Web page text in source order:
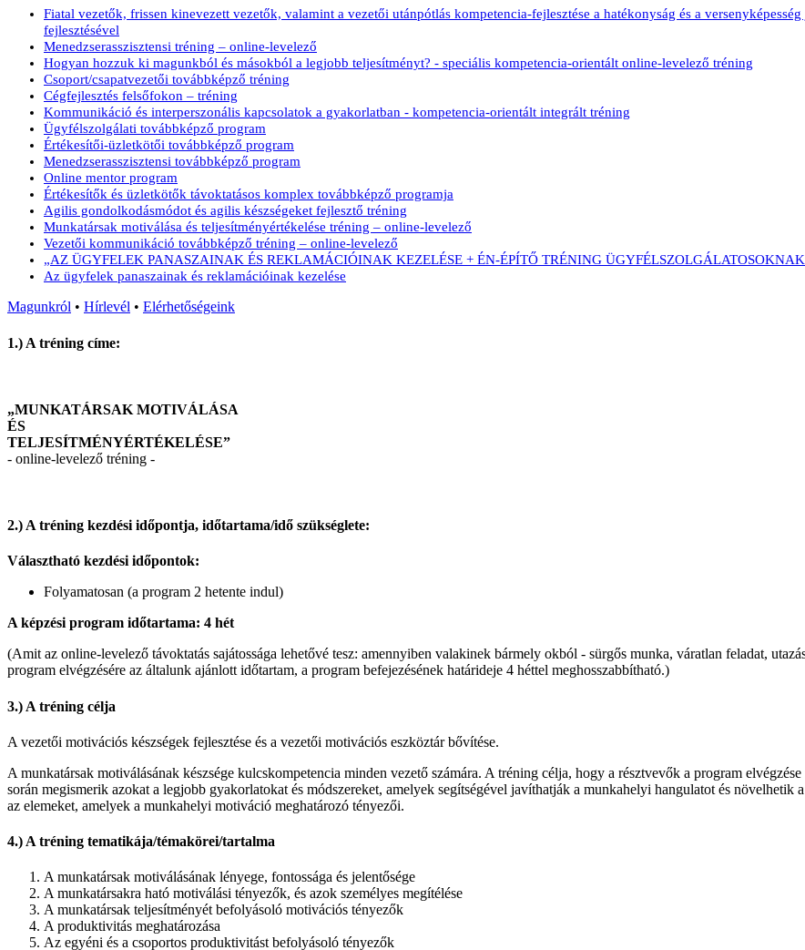
Fiatal vezetők, frissen kinevezett vezetők, valamint a vezetői utánpótlás kompetencia-fejlesztése a hatékonyság és a
fejlesztésével
Menedzserasszisztensi tréning – online-levelező
Hogyan hozzuk ki magunkból és másokból a legjobb teljesítményt? - speciális kompetencia-orientált online-levelező tréning
Csoport/csapatvezetői továbbképző tréning
Cégfejlesztés felsőfokon – tréning
Kommunikáció és interperszonális kapcsolatok a gyakorlatban - kompetencia-orientált integrált tréning
Ügyfélszolgálati továbbképző program
Értékesítői-üzletkötői továbbképző program
Menedzserasszisztensi továbbképző program
Online mentor program
Értékesítők és üzletkötők távoktatásos komplex továbbképző programja
Agilis gondolkodásmódot és agilis készségeket fejlesztő tréning
Munkatársak motiválása és teljesítményértékelése tréning – online-levelező
Vezetői kommunikáció továbbképző tréning – online-levelező
„AZ ÜGYFELEK PANASZAINAK ÉS REKLAMÁCIÓINAK KEZELÉSE + ÉN-ÉPÍTŐ TRÉNING
Az ügyfelek panaszainak és reklamációinak kezelése
Magunkról • Hírlevél • Elérhetőségeink
1.) A tréning címe:
„MUNKATÁRSAK MOTIVÁLÁSA
ÉS
TELJESÍTMÉNYÉRTÉKELÉSE”
- online-levelező tréning -
2.) A tréning kezdési időpontja, időtartama/idő szükséglete:
Választható kezdési időpontok:
Folyamatosan (a program 2 hetente indul)
A képzési program időtartama: 4 hét
(Amit az online-levelező távoktatás sajátossága lehetővé tesz: amennyiben valakinek bármely okból - sürgős munka, váratlan feladat,
program elvégzésére az általunk ajánlott időtartam, a program befejezésének határideje 4 héttel meghosszabbítható.)
3.) A tréning célja
A vezetői motivációs készségek fejlesztése és a vezetői motivációs eszköztár bővítése.
A munkatársak motiválásának készsége kulcskompetencia minden vezető számára. A tréning célja, hogy a résztvevők a program
során megismerik azokat a legjobb gyakorlatokat és módszereket, amelyek segítségével javíthatják a munkahelyi hangulatot és növelhetik
az elemeket, amelyek a munkahelyi motiváció meghatározó tényezői.
4.) A tréning tematikája/témakörei/tartalma
A munkatársak motiválásának lényege, fontossága és jelentősége
A munkatársakra ható motiválási tényezők, és azok személyes megítélése
A munkatársak teljesítményét befolyásoló motivációs tényezők
A produktivitás meghatározása
Az egyéni és a csoportos produktivitást befolyásoló tényezők